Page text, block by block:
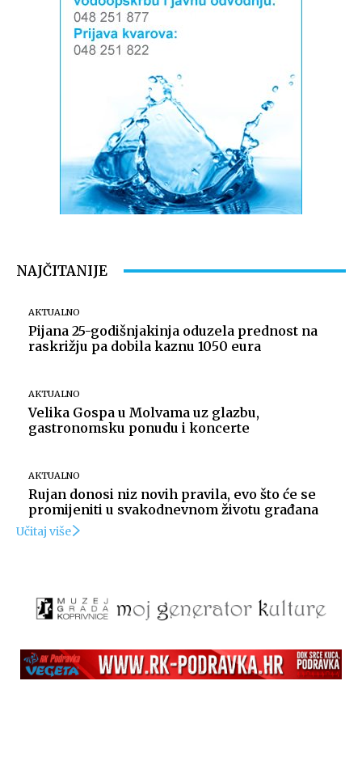
NAJČITANIJE
AKTUALNO
Pijana 25-godišnjakinja oduzela prednost na
raskrižju pa dobila kaznu 1050 eura
AKTUALNO
Velika Gospa u Molvama uz glazbu,
gastronomsku ponudu i koncerte
AKTUALNO
Rujan donosi niz novih pravila, evo što će se
promijeniti u svakodnevnom životu građana
Učitaj više